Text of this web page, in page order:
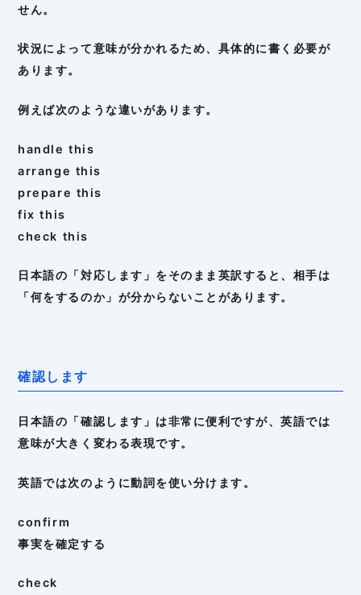
せん。
状況によって意味が分かれるため、具体的に書く必要が
あります。
例えば次のような違いがあります。
handle this
arrange this
prepare this
fix this
check this
日本語の「対応します」をそのまま英訳すると、相手は
「何をするのか」が分からないことがあります。
確認します
日本語の「確認します」は非常に便利ですが、英語では
意味が大きく変わる表現です。
英語では次のように動詞を使い分けます。
confirm
事実を確定する
check